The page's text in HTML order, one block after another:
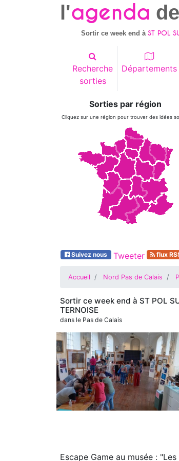
l'agenda
Sortir ce week end àST POL
Recherche
sorties
Départements
Sorties par région
Cliquez sur une région pour trouver des idées
Suivez nous Tweeter flux
Accueil Nord Pas de Calais
Sortir ce week end à ST POL
TERNOISE
dans le Pas de Calais
Escape Game au musée :